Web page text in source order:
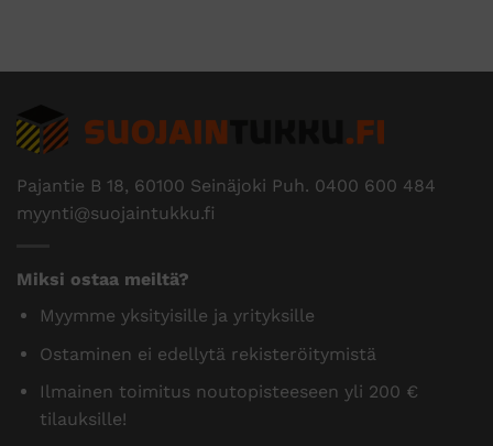
Pajantie B 18, 60100 Seinäjoki Puh. 0400 600 484
myynti@suojaintukku.fi
Miksi ostaa meiltä?
Myymme yksityisille ja yrityksille
Ostaminen ei edellytä rekisteröitymistä
Ilmainen toimitus noutopisteeseen yli 200 €
tilauksille!